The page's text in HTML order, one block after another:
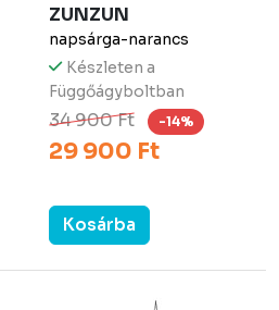
ZUNZUN
napsárga-narancs
Készleten a
Függőágyboltban
34 900 Ft -14%
29 900 Ft
Kosárba